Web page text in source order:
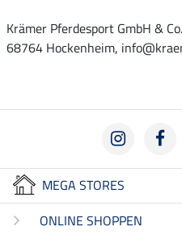
Krämer Pferdesport GmbH &
68764 Hockenheim,
MEGA STORES
ONLINE SHOPPEN